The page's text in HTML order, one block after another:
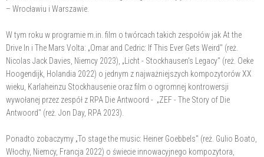
– Wrocławiu i Warszawie.
W tym roku w programie m.in. film o twórcach takich zespołów jak At the
Drive In i The Mars Volta: „Omar and Cedric: If This Ever Gets Weird" (reż.
Nicolas Jack Davies, Niemcy 2023), „Licht - Stockhausen's Legacy" (reż. Oeke
Hoogendijk, Holandia 2022) o jednym z najważniejszych kompozytorów XX
wieku, Karlaheinzu Stockhausenie oraz film o ogromnej kontrowersji
wywołanej przez zespół z RPA Die Antwoord - „ZEF - The Story of Die
Antwoord" (reż. Jon Day, RPA 2023).
Ponadto zobaczymy „To stage the music: Heiner Goebbels" (reż. Gulio Boato,
Włochy, Niemcy, Francja 2022) o świecie innowacyjnego kompozytora,